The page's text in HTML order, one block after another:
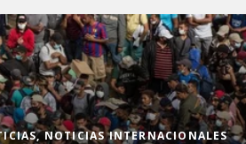
NOTICIAS INTERNACIONALES